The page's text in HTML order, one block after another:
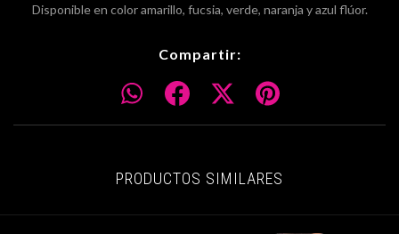
Disponible en color amarillo, fucsia, verde, naranja y azul flúor.
Compartir:
PRODUCTOS SIMILARES